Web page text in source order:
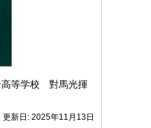
高等学校 對馬光揮
更新日: 2025年11月13日